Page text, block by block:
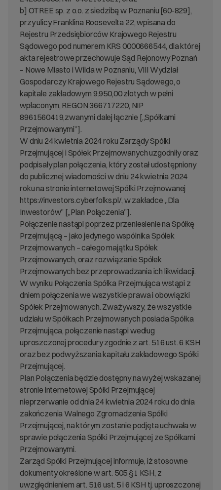
b] OTREE sp. z o.o. z siedzibą w Poznaniu [60-829],
przy ulicy Franklina Roosevelta 22, wpisana do
Rejestru Przedsiębiorców Krajowego Rejestru
Sądowego pod numerem KRS 0000666544, dla której
akta rejestrowe przechowuje Sąd Rejonowy Poznań
– Nowe Miasto i Wilda w Poznaniu, VIII Wydział
Gospodarczy Krajowego Rejestru Sądowego, o
kapitale zakładowym 9.950,00 złotych w pełni
wpłaconym, REGON 366717220, NIP
8961560419,zwanymi dalej łącznie [„Spółkami
Przejmowanymi”].
W dniu 24 kwietnia 2024 roku Zarządy Spółki
Przejmującej i Spółek Przejmowanych uzgodniły oraz
podpisały plan połączenia, który został udostępniony
do publicznej wiadomości w dniu 24 kwietnia 2024
roku na stronie internetowej Spółki Przejmowanej
https://investors.cyberfolks.pl/, w zakładce „Dla
Inwestorów” [„Plan Połączenia”].
Połączenie nastąpi poprzez przeniesienie na Spółkę
Przejmującą – jako jedynego wspólnika Spółek
Przejmowanych – całego majątku Spółek
Przejmowanych, oraz rozwiązanie Spółek
Przejmowanych bez przeprowadzania ich likwidacji.
W wyniku Połączenia Spółka Przejmująca wstąpi z
dniem połączenia we wszystkie prawa i obowiązki
Spółek Przejmowanych. Zważywszy, że wszystkie
udziału w Spółkach Przejmowanych posiada Spółka
Przejmująca, połączenie nastąpi według
uproszczonej procedury zgodnie z art. 516 ust. 6 KSH
oraz bez podwyższania kapitału zakładowego Spółki
Przejmującej.
Plan Połączenia będzie dostępny na wyżej wskazanej
stronie internetowej Spółki Przejmującej
nieprzerwanie od dnia 24 kwietnia 2024 roku do dnia
zakończenia Walnego Zgromadzenia Spółki
Przejmującej, na którym zostanie podjęta uchwała w
sprawie połączenia Spółki Przejmującej ze Spółkami
Przejmowanymi.
Zarząd Spółki Przejmującej informuje, iż stosowne
dokumenty określone w art. 505 §1 KSH, z
uwzględnieniem art. 516 ust. 5 i 6 KSH tj. uproszczonej